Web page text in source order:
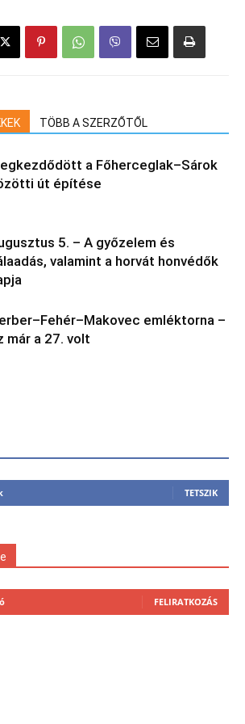
TÖBB A SZERZŐTŐL
a Főherceglak–Sárok
út építése
5. – A győzelem és
valamint a horvát honvédők
emléktorna –
már a 27. volt
TETSZIK
FELIRATKOZÁS